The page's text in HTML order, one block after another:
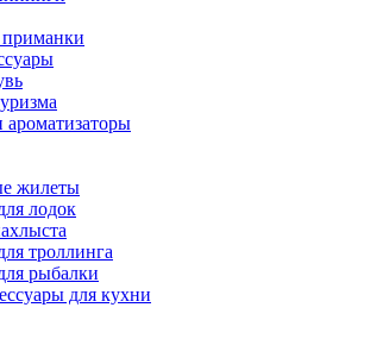
жилеты
лодок
троллинга
рыбалки
для кухни